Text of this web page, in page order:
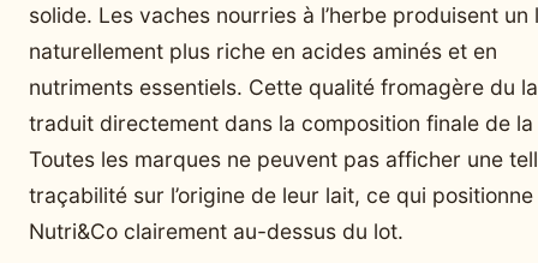
solide. Les vaches nourries à l’herbe produisent un
naturellement plus riche en acides aminés et en
nutriments essentiels. Cette qualité fromagère du
traduit directement dans la composition finale de la
Toutes les marques ne peuvent pas afficher une
traçabilité sur l’origine de leur lait, ce qui positionne
Nutri&Co clairement au-dessus du lot.